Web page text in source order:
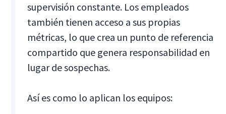
supervisión constante. Los empleados
también tienen acceso a sus propias
métricas, lo que crea un punto de referencia
compartido que genera responsabilidad en
lugar de sospechas.
Así es como lo aplican los equipos: